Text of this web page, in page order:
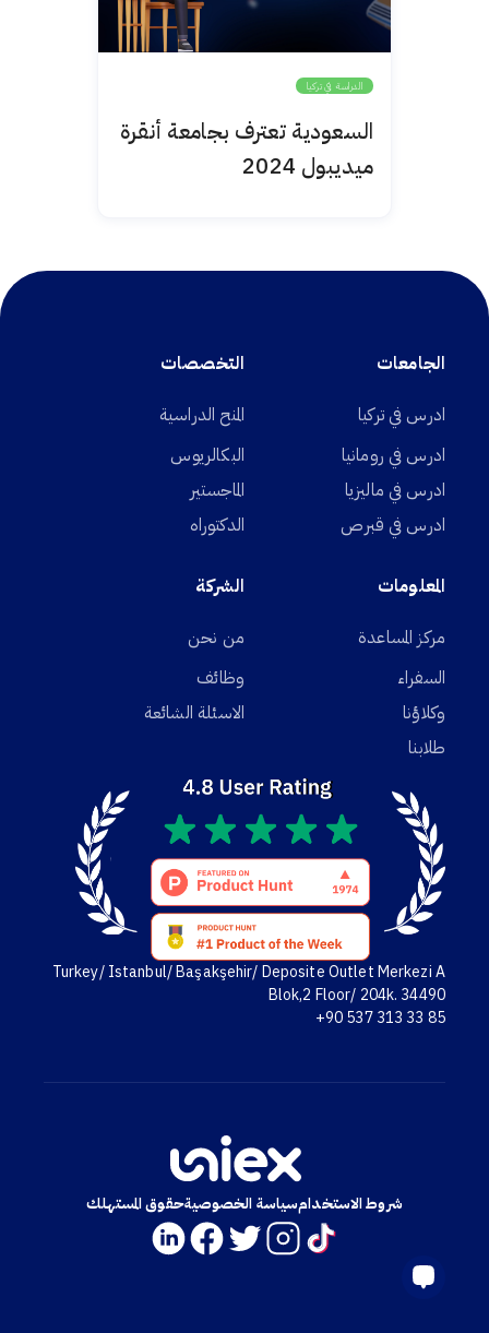
الدراسة في تركيا
السعودية تعترف بجامعة أنقرة
ميديبول 2024
الجامعات
ادرس في تركيا
ادرس في رومانيا
ادرس في ماليزيا
ادرس في قبرص
التخصصات
المنح الدراسية
البكالريوس
الماجستير
الدكتوراه
المعلومات
مركز المساعدة
السفراء
وكلاؤنا
طلابنا
الشركة
من نحن
وظائف
الاسئلة الشائعة
Turkey/ Istanbul/ Başakşehir/ Deposite Outlet Merkezi A
Blok,2 Floor/ 204k. 34490
+90 537 313 33 85
حقوق المستهلكسياسة الخصوصيةشروط الاستخدام